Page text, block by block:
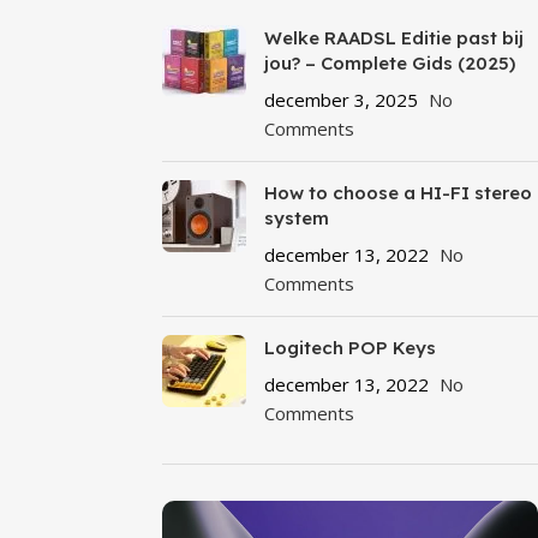
Welke RAADSL Editie past bij
jou? – Complete Gids (2025)
december 3, 2025 No
Comments
How to choose a HI-FI stereo
system
december 13, 2022 No
Comments
Logitech POP Keys
december 13, 2022 No
Comments